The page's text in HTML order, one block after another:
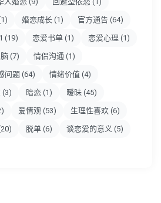
婚恋成长 (1) 官方通告 (64)
(19) 恋爱书单 (1) 恋爱心理 (1)
(7) 情侣沟通 (1)
问题 (64) 情绪价值 (4)
(3) 暗恋 (1) 暧昧 (45)
爱情观 (53) 生理性喜欢 (6)
脱单 (6) 谈恋爱的意义 (5)